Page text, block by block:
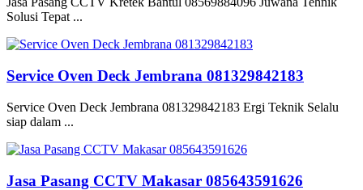
Solusi Tepat ...
Service Oven Deck Jembrana 081329842183
Service Oven Deck Jembrana 081329842183 Ergi Teknik Selalu
siap dalam ...
Jasa Pasang CCTV Makasar 085643591626